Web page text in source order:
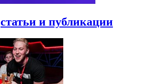
статьи и публикации